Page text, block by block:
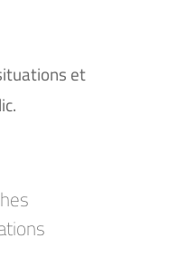
et